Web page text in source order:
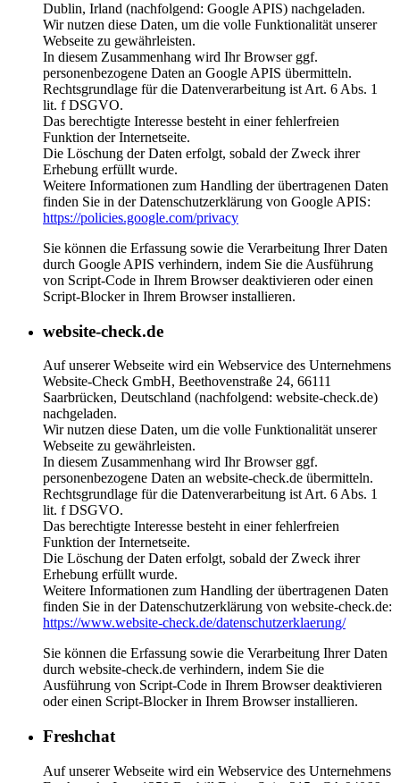
Dublin, Irland (nachfolgend: Google APIS) nachgeladen.
Wir nutzen diese Daten, um die volle Funktionalität unserer
Webseite zu gewährleisten.
In diesem Zusammenhang wird Ihr Browser ggf.
personenbezogene Daten an Google APIS übermitteln.
Rechtsgrundlage für die Datenverarbeitung ist Art. 6 Abs. 1
lit. f DSGVO.
Das berechtigte Interesse besteht in einer fehlerfreien
Funktion der Internetseite.
Die Löschung der Daten erfolgt, sobald der Zweck ihrer
Erhebung erfüllt wurde.
Weitere Informationen zum Handling der übertragenen Daten
finden Sie in der Datenschutzerklärung von Google APIS:
https://policies.google.com/privacy
Sie können die Erfassung sowie die Verarbeitung Ihrer Daten
durch Google APIS verhindern, indem Sie die Ausführung
von Script-Code in Ihrem Browser deaktivieren oder einen
Script-Blocker in Ihrem Browser installieren.
website-check.de
Auf unserer Webseite wird ein Webservice des Unternehmens
Website-Check GmbH, Beethovenstraße 24, 66111
Saarbrücken, Deutschland (nachfolgend: website-check.de)
nachgeladen.
Wir nutzen diese Daten, um die volle Funktionalität unserer
Webseite zu gewährleisten.
In diesem Zusammenhang wird Ihr Browser ggf.
personenbezogene Daten an website-check.de übermitteln.
Rechtsgrundlage für die Datenverarbeitung ist Art. 6 Abs. 1
lit. f DSGVO.
Das berechtigte Interesse besteht in einer fehlerfreien
Funktion der Internetseite.
Die Löschung der Daten erfolgt, sobald der Zweck ihrer
Erhebung erfüllt wurde.
Weitere Informationen zum Handling der übertragenen Daten
finden Sie in der Datenschutzerklärung von website-check.de:
https://www.website-check.de/datenschutzerklaerung/
Sie können die Erfassung sowie die Verarbeitung Ihrer Daten
durch website-check.de verhindern, indem Sie die
Ausführung von Script-Code in Ihrem Browser deaktivieren
oder einen Script-Blocker in Ihrem Browser installieren.
Freshchat
Auf unserer Webseite wird ein Webservice des Unternehmens